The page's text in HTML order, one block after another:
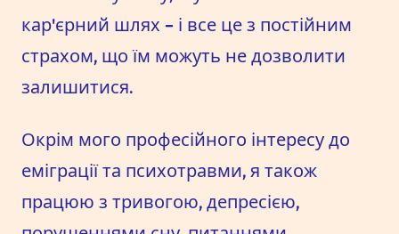
кар'єрний шлях - і все це з постійним
страхом, що їм можуть не дозволити
залишитися.
Окрім мого професійного інтересу до
еміграції та психотравми, я також
працюю з тривогою, депресією,